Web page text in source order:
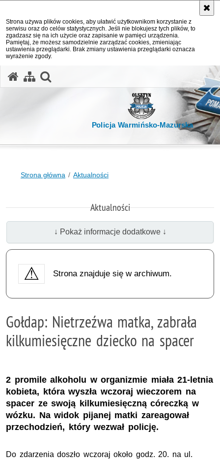
Strona używa plików cookies, aby ułatwić użytkownikom korzystanie z
serwisu oraz do celów statystycznych. Jeśli nie blokujesz tych plików, to
zgadzasz się na ich użycie oraz zapisanie w pamięci urządzenia.
Pamiętaj, że możesz samodzielnie zarządzać cookies, zmieniając
ustawienia przeglądarki. Brak zmiany ustawienia przeglądarki oznacza
wyrażenie zgody.
Policja Warmińsko-Mazurska
Strona główna Aktualności
Aktualności
↓ Pokaż informacje dodatkowe ↓
Strona znajduje się w archiwum.
Gołdap: Nietrzeźwa matka, zabrała
kilkumiesięczne dziecko na spacer
2 promile alkoholu w organizmie miała 21-letnia
kobieta, która wyszła wczoraj wieczorem na
spacer ze swoją kilkumiesięczną córeczką w
wózku. Na widok pijanej matki zareagował
przechodzień, który wezwał policję.
Do zdarzenia doszło wczoraj około godz. 20. na ul.